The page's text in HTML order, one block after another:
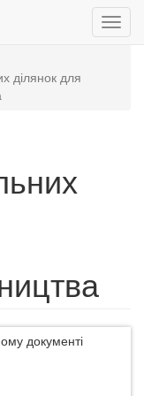
ділянок для
документі